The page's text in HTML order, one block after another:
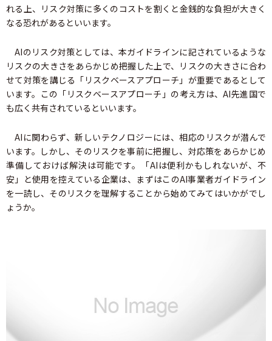
れる上、リスク対策に多くのコストを割くと金銭的な負担が大きく
なる恐れがあるといいます。
AIのリスク対策としては、本ガイドラインに記されているような
リスクの大きさをあらかじめ把握した上で、リスクの大きさに合わ
せて対策を講じる「リスクベースアプローチ」が重要であるとして
います。この「リスクベースアプローチ」の考え方は、AI先進国で
も広く共有されているといいます。
AIに関わらず、新しいテクノロジーには、相応のリスクが潜んで
います。しかし、そのリスクを事前に把握し、対応策をあらかじめ
準備しておけば解決は可能です。「AIは便利かもしれないが、不
安」と使用を控えている企業は、まずはこのAI事業者ガイドライン
を一読し、そのリスクを理解することから始めてみてはいかがでし
ょうか。